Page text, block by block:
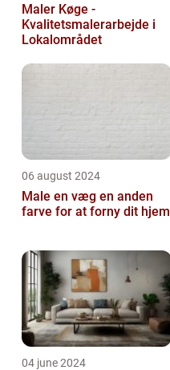
Maler Køge -
Kvalitetsmalerarbejde i
Lokalområdet
06 august 2024
Male en væg en anden
farve for at forny dit hjem
04 june 2024